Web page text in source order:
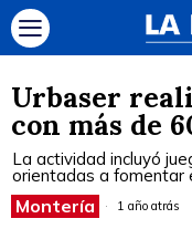
Urbaser
con más de
La actividad incluyó
orientadas a fomentar
Montería 1 año atrás